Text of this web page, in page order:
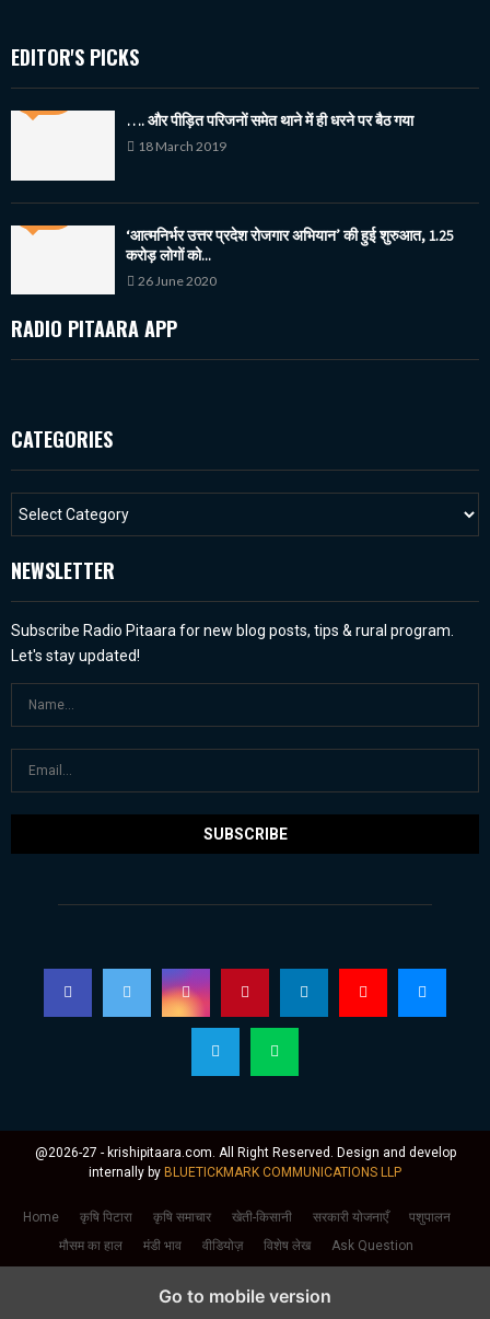
EDITOR'S PICKS
…. और पीड़ित परिजनों समेत थाने में ही धरने पर बैठ गया
18 March 2019
‘आत्मनिर्भर उत्तर प्रदेश रोजगार अभियान’ की हुई शुरुआत, 1.25
करोड़ लोगों को...
26 June 2020
RADIO PITAARA APP
CATEGORIES
NEWSLETTER
Subscribe Radio Pitaara for new blog posts, tips & rural program.
Let's stay updated!
@2026-27 - krishipitaara.com. All Right Reserved. Design and develop
internally by BLUETICKMARK COMMUNICATIONS LLP
Home कृषि पिटारा कृषि समाचार खेती-किसानी सरकारी योजनाएँ
पशुपालन
मौसम का हाल
मंडी भाव वीडियोज़ विशेष लेख Ask Question
Go to mobile version